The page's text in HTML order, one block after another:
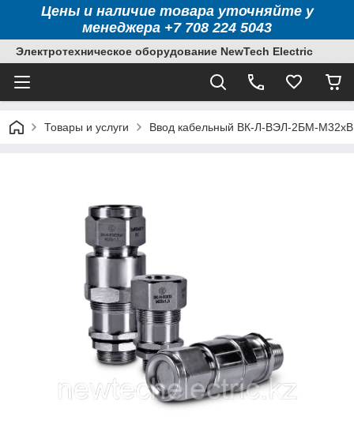
Цены и наличие товара уточняйте у
менеджера +7 708 224 5043
Электротехническое оборудование NewTech Electric
Товары и услуги Ввод кабельный ВК-Л-ВЭЛ-2БМ-